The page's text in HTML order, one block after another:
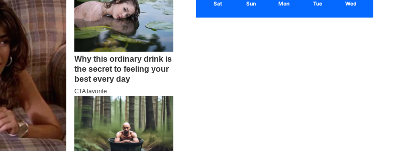
Sat Sun Mon Tue Wed